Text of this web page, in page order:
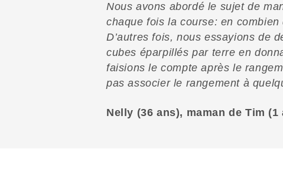
Nous avons abordé le sujet de
chaque fois la course: en
D’autres fois, nous essayions de
cubes éparpillés par terre en
faisions le compte après le
pas associer le rangement à
Nelly (36 ans), maman de Tim